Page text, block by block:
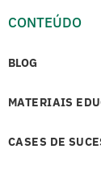
CONTEÚDO
BLOG
MATERIAIS
CASES DE